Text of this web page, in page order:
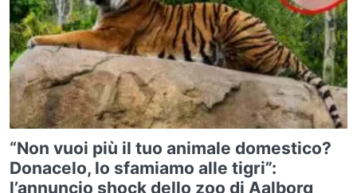
“Non vuoi più il tuo animale domestico?
Donacelo, lo sfamiamo alle tigri”:
l’annuncio shock dello zoo di Aalborg